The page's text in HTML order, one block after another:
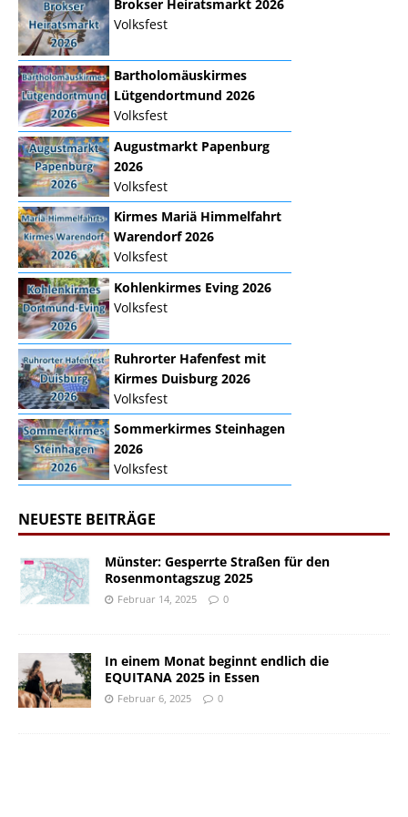
Brokser Heiratsmarkt 2026
Volksfest
Bartholomäuskirmes
Lütgendortmund 2026
Volksfest
Augustmarkt Papenburg
2026
Volksfest
Kirmes Mariä Himmelfahrt
Warendorf 2026
Volksfest
Kohlenkirmes Eving 2026
Volksfest
Ruhrorter Hafenfest mit
Kirmes Duisburg 2026
Volksfest
Sommerkirmes Steinhagen
2026
Volksfest
NEUESTE BEITRÄGE
Münster: Gesperrte Straßen für den
Rosenmontagszug 2025
Februar 14, 2025 0
In einem Monat beginnt endlich die
EQUITANA 2025 in Essen
Februar 6, 2025 0